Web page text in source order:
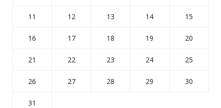
11 12 13 14 15
16 17 18 19 20
21 22 23 24 25
26 27 28 29 30
31